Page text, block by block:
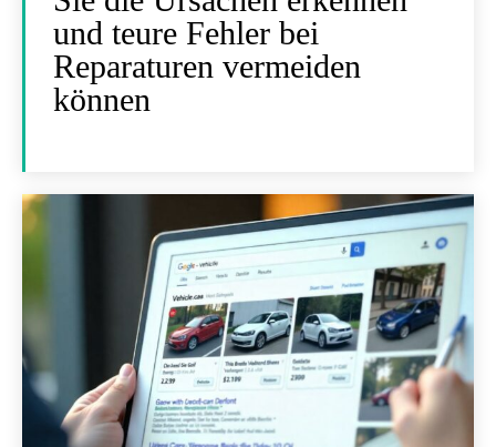
und teure Fehler bei
Reparaturen vermeiden
können